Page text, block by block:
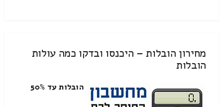
מחירון הובלות – היכנסו ובדקו כמה עולות
הובלות
הובלות עד 50%